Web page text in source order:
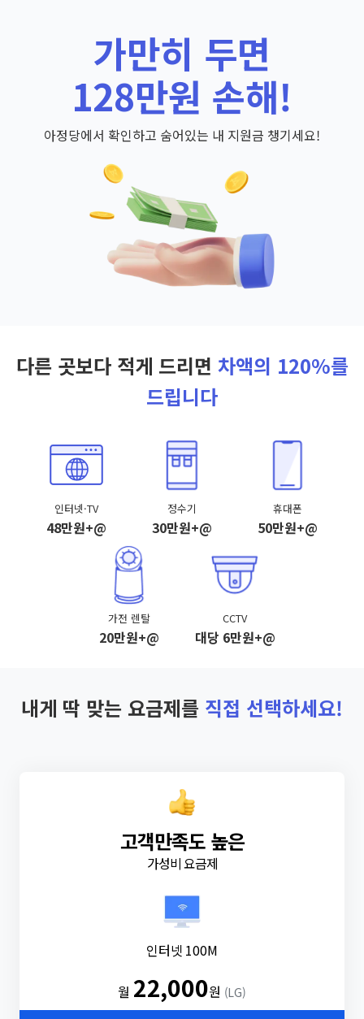
가만히 두면
128만원 손해!
아정당에서 확인하고 숨어있는 내 지원금 챙기세요!
다른 곳보다 적게 드리면 차액의 120%를
드립니다
인터넷·TV
48만원+@
정수기
30만원+@
휴대폰
50만원+@
가전 렌탈
20만원+@
CCTV
대당 6만원+@
내게 딱 맞는 요금제를 직접 선택하세요!
고객만족도 높은
가성비 요금제
인터넷 100M
월 22,000원 (LG)